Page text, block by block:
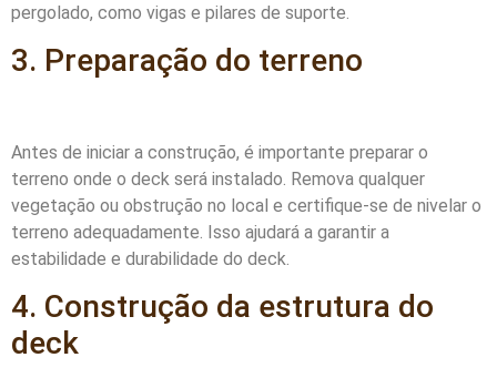
pergolado, como vigas e pilares de suporte.
3. Preparação do terreno
Antes de iniciar a construção, é importante preparar o
terreno onde o deck será instalado. Remova qualquer
vegetação ou obstrução no local e certifique-se de nivelar o
terreno adequadamente. Isso ajudará a garantir a
estabilidade e durabilidade do deck.
4. Construção da estrutura do
deck